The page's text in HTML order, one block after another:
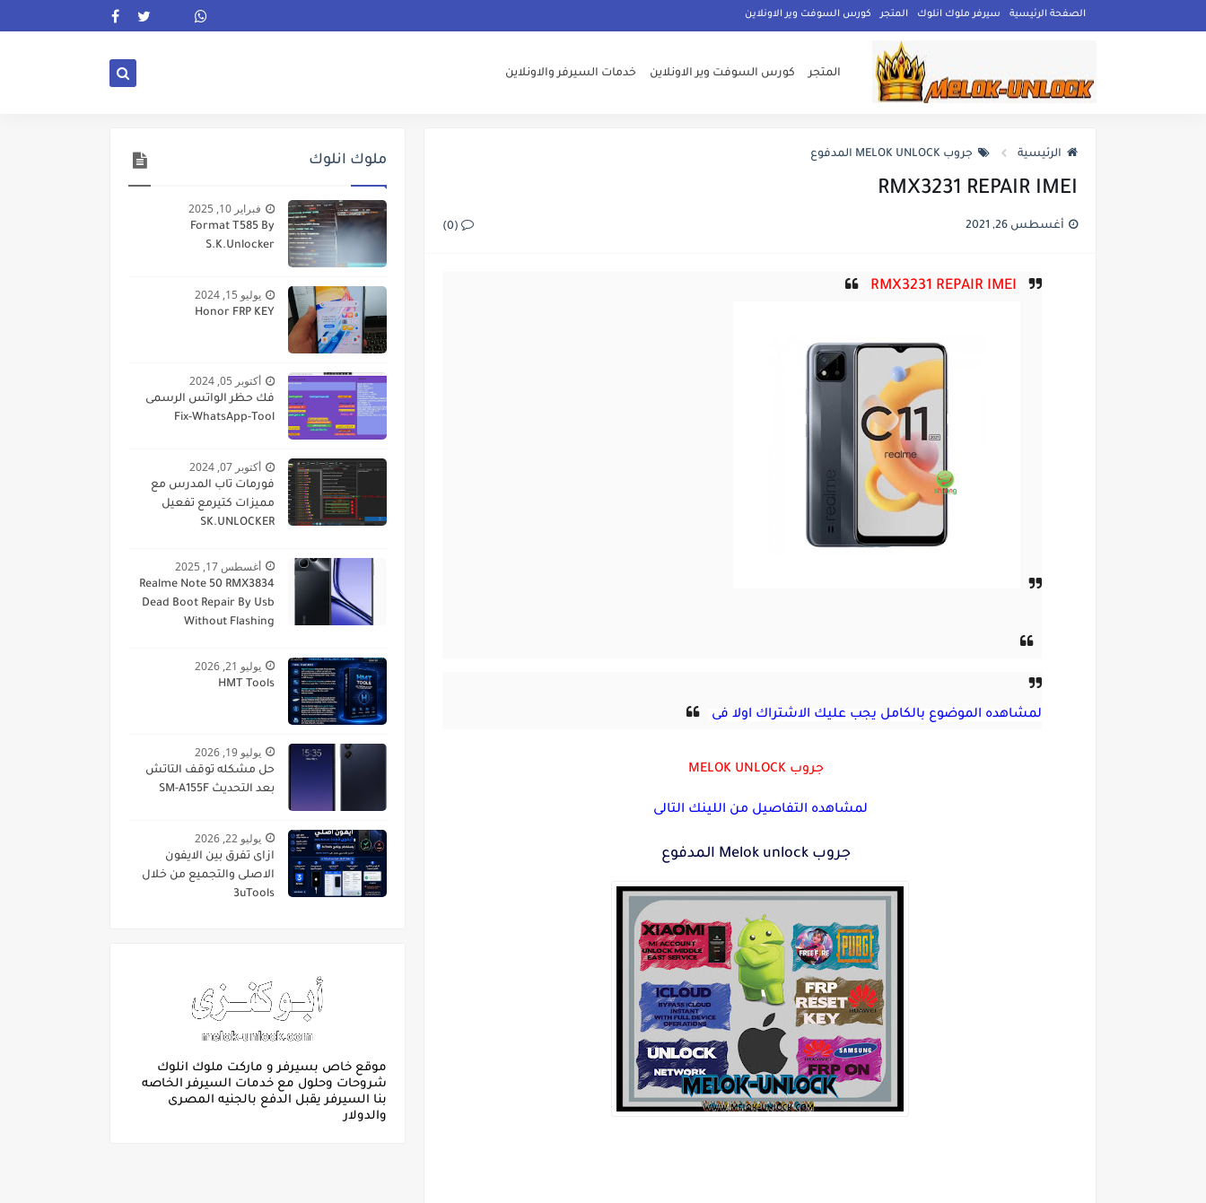
الصفحة الرئيسية سيرفر ملوك انلوك المتجر كورس السوفت وير الاونلاين
المتجر كورس السوفت وير الاونلاين خدمات السيرفر والاونلاين
الرئيسية جروب MELOK UNLOCK المدفوع
RMX3231 REPAIR IMEI
أغسطس 26, 2021 (0)
لمشاهده الموضوع بالكامل يجب عليك الاشتراك اولا فى
جروب MELOK UNLOCK
لمشاهده التفاصيل من اللينك التالى
جروب Melok unlock المدفوع
ملوك انلوك
فبراير 10, 2025
Format T585 By
S.K.Unlocker
يوليو 15, 2024
Honor FRP KEY
أكتوبر 05, 2024
فك حظر الواتس الرسمى
Fix-WhatsApp-Tool
أكتوبر 07, 2024
فورمات تاب المدرس مع
مميزات كتيرمع تفعيل
SK.UNLOCKER
أغسطس 17, 2025
Realme Note 50 RMX3834
Dead Boot Repair By Usb
Without Flashing
يوليو 21, 2026
HMT Tools
يوليو 19, 2026
حل مشكله توقف التاتش
بعد التحديث SM-A155F
يوليو 22, 2026
ازاى تفرق بين الايفون
الاصلى والتجميع من خلال
3uTools
موقع خاص بسيرفر و ماركت ملوك انلوك
شروحات وحلول مع خدمات السيرفر الخاصه
بنا السيرفر يقبل الدفع بالجنيه المصرى
والدولار